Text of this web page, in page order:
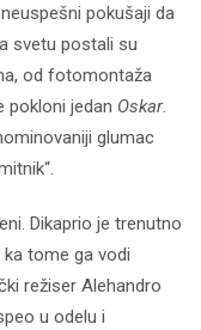
pokušaji da
svetu postali su
od fotomontaža
pokloni jedan Oskar.
glumac
Dikaprio je trenutno
tome ga vodi
režiser Alehandro
u odelu i